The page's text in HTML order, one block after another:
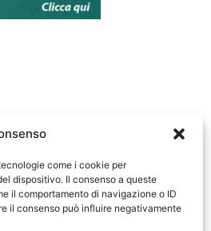
come i cookie per
dispositivo. Il consenso a queste
il comportamento di navigazione o ID
il consenso può influire negativamente